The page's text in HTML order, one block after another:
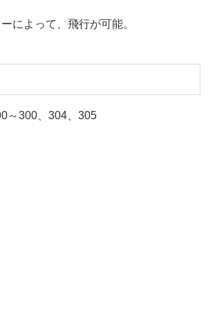
によって、飛行が可能。
～300、304、305